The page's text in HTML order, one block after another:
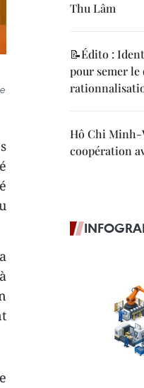
Thu Lâm
📝Édito :
pour semer le
Hô Chi Minh-
coopération